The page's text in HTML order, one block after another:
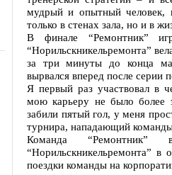
мудрый и опытный человек,
только в стенах зала, но и в
В финале “Ремонтник”
“Норильскникельремонта”
за три минуты до конца
вырвался вперед после серии
Я первый раз участвовал в
мою карьеру не было более
забили пятый гол, у меня
турнира, нападающий
Команда “Ремонтник”
“Норильскникельремонта” в
поездки команды на